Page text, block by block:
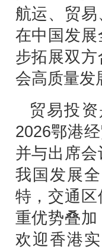
航运、贸
在中国发
步拓展双
会高质量发
贸易投
2026鄂港
并与出席
我国发展
特，交通
重优势叠
欢迎香港